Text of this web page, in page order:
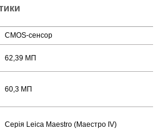
CMOS-сенсор
62,39 МП
60,3 МП
Серія Leica Maestro (Маестро IV)